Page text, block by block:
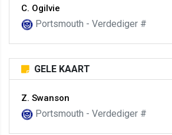
C. Ogilvie
Portsmouth - Verdediger #
GELE KAART
Z. Swanson
Portsmouth - Verdediger #